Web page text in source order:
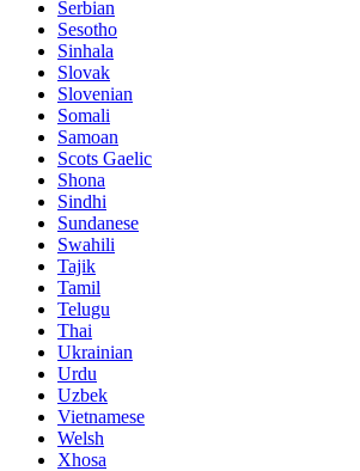
Serbian
Sesotho
Sinhala
Slovak
Slovenian
Somali
Samoan
Scots Gaelic
Shona
Sindhi
Sundanese
Swahili
Tajik
Tamil
Telugu
Thai
Ukrainian
Urdu
Uzbek
Vietnamese
Welsh
Xhosa